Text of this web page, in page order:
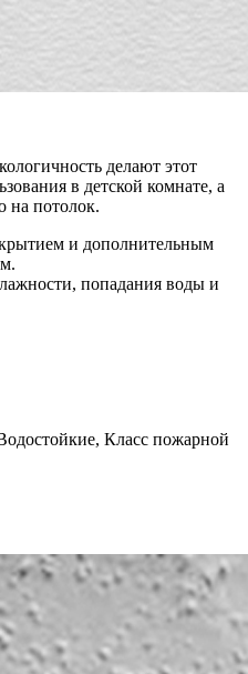
делают этот
в детской комнате, а
на потолок.
и дополнительным
попадания воды и
Класс пожарной